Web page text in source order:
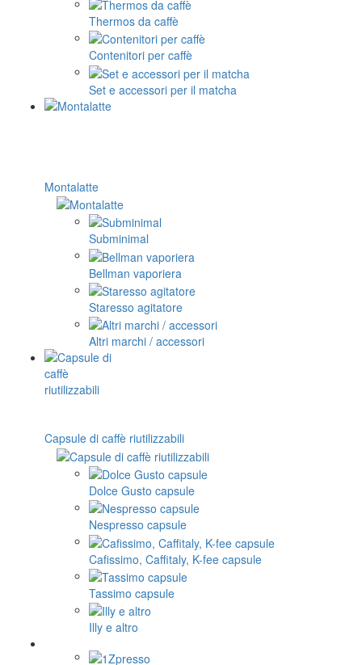
Thermos da caffè
Contenitori per caffè
Set e accessori per il matcha
Montalatte
Subminimal
Bellman vaporiera
Staresso agitatore
Altri marchi / accessori
Capsule di caffè riutilizzabili
Dolce Gusto capsule
Nespresso capsule
Cafissimo, Caffitaly, K-fee capsule
Tassimo capsule
Illy e altro